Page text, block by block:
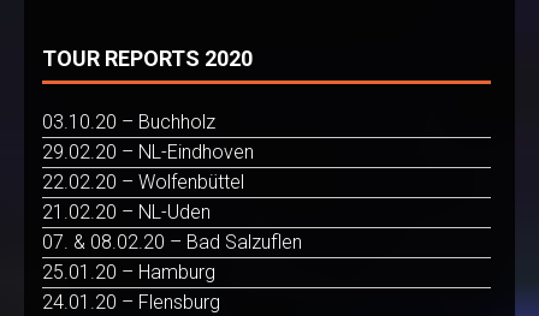
TOUR REPORTS 2020
03.10.20 – Buchholz
29.02.20 – NL-Eindhoven
22.02.20 – Wolfenbüttel
21.02.20 – NL-Uden
07. & 08.02.20 – Bad Salzuflen
25.01.20 – Hamburg
24.01.20 – Flensburg